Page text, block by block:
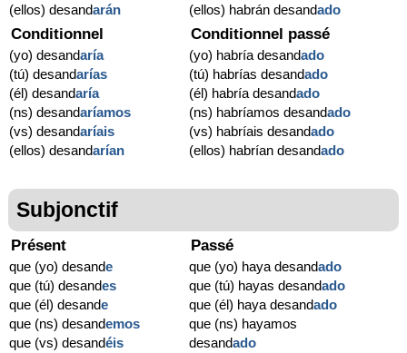
(ellos) desandarán
(ellos) habrán desandado
Conditionnel
(yo) desandaría
(tú) desandarías
(él) desandaría
(ns) desandaríamos
(vs) desandaríais
(ellos) desandarían
Conditionnel passé
(yo) habría desandado
(tú) habrías desandado
(él) habría desandado
(ns) habríamos desandado
(vs) habríais desandado
(ellos) habrían desandado
Subjonctif
Présent
que (yo) desande
que (tú) desandes
que (él) desande
que (ns) desandemos
que (vs) desandéis
Passé
que (yo) haya desandado
que (tú) hayas desandado
que (él) haya desandado
que (ns) hayamos
desandado